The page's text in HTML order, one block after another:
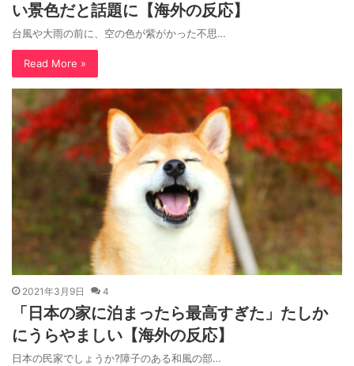
い景色だと話題に【海外の反応】
台風や大雨の前に、空の色が紫がかった不思…
Read More »
2021年3月9日 4
「日本の家に泊まったら最高すぎた」たしか
にうらやましい【海外の反応】
日本の民家でしょうか?障子のある和風の部…